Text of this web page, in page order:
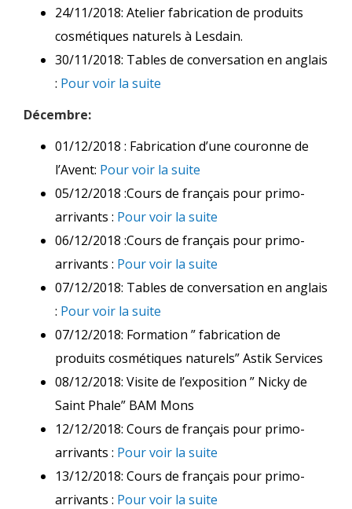
24/11/2018: Atelier fabrication de produits
cosmétiques naturels à Lesdain.
30/11/2018: Tables de conversation en anglais
: Pour voir la suite
Décembre:
01/12/2018 : Fabrication d’une couronne de
l’Avent: Pour voir la suite
05/12/2018 :Cours de français pour primo-
arrivants : Pour voir la suite
06/12/2018 :Cours de français pour primo-
arrivants : Pour voir la suite
07/12/2018: Tables de conversation en anglais
: Pour voir la suite
07/12/2018: Formation ” fabrication de
produits cosmétiques naturels” Astik Services
08/12/2018: Visite de l’exposition ” Nicky de
Saint Phale” BAM Mons
12/12/2018: Cours de français pour primo-
arrivants : Pour voir la suite
13/12/2018: Cours de français pour primo-
arrivants : Pour voir la suite